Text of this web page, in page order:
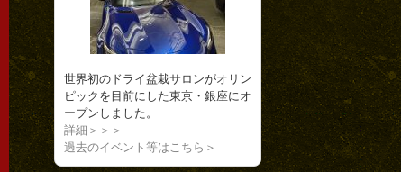
世界初のドライ盆栽サロンがオリン
ピックを目前にした東京・銀座にオ
ープンしました。
詳細＞＞＞
過去のイベント等はこちら＞